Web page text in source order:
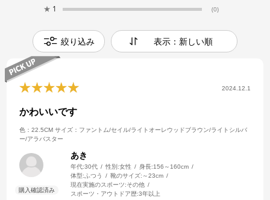
★ 1 (0)
絞り込み 表示：新しい順
2024.12.1
かわいいです
色：22.5CM サイズ：ファントム/セイル/ライトオーレウッドブラウン/ライトシルバ
ー/アラバスター
あき
年代:30代 性別:女性 身長:156～160cm
体型:ふつう 靴のサイズ: ～23cm
現在実施のスポーツ:その他
スポーツ・アウトドア歴:3年以上